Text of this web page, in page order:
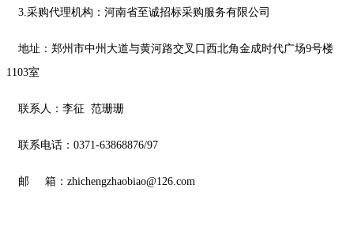
3.采购代理机构：河南省至诚招标采购服务有限公司
地址：郑州市中州大道与黄河路交叉口西北角金成时代广场9号楼
1103室
联系人：李征 范珊珊
联系电话： 0371-63868876/97
邮 箱： zhichengzhaobiao@126.com